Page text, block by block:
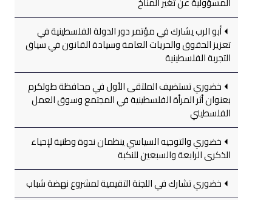
أبو الرب يشارك في مؤتمر دور الدولة الفلسطينية في
تعزيز الحقوق والحريات العامة وسيادة القانون في سياق
التجربة الفلسطينية
خضوري تستضيف الملتقى الأول في محافظة طولكرم
بعنوان أثر المرأة الفلسطينية في المجتمع وسوق العمل
الفلسطيني
خضوري والتوجيه السياسي ينظمان ندوة وطنية لإحياء
الذكرى الرابعة والسبعين للنكبة
خضوري تشارك في اللجنة التقيمية لمشروع نهضة شباب